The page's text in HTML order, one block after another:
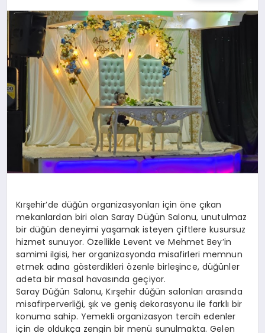
Kırşehir’de düğün organizasyonları için öne çıkan
mekanlardan biri olan Saray Düğün Salonu, unutulmaz
bir düğün deneyimi yaşamak isteyen çiftlere kusursuz
hizmet sunuyor. Özellikle Levent ve Mehmet Bey’in
samimi ilgisi, her organizasyonda misafirleri memnun
etmek adına gösterdikleri özenle birleşince, düğünler
adeta bir masal havasında geçiyor.
Saray Düğün Salonu, Kırşehir düğün salonları arasında
misafirperverliği, şık ve geniş dekorasyonu ile farklı bir
konuma sahip. Yemekli organizasyon tercih edenler
için de oldukça zengin bir menü sunulmakta. Gelen